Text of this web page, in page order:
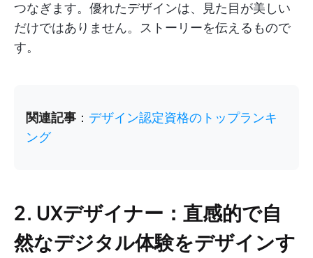
つなぎます。優れたデザインは、見た目が美しい
だけではありません。ストーリーを伝えるもので
す。
関連記事 ： デザイン認定資格のトップランキ
ング
2. UXデザイナー：直感的で自
然なデジタル体験をデザインす